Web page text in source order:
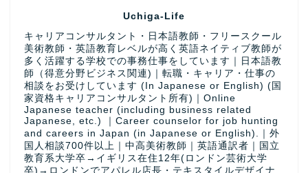
Uchiga-Life
キャリアコンサルタント・日本語教師・フリースクール
美術教師・英語教育レベルが高く英語ネイティブ教師が
多く活躍する学校での事務仕事をしています｜日本語教
師（得意分野ビジネス関連)｜転職・キャリア・仕事の
相談をお受けしています (In Japanese or English) (国
家資格キャリアコンサルタント所有)｜Online
Japanese teacher (including business related
Japanese, etc.) ｜Career counselor for job hunting
and careers in Japan (in Japanese or English).｜外
国人相談700件以上｜中高美術教師｜英語通訳者｜国立
教育系大学卒→イギリス在住12年(ロンドン芸術大学
卒)→ロンドンでアパレル店長・テキスタイルデザイナ